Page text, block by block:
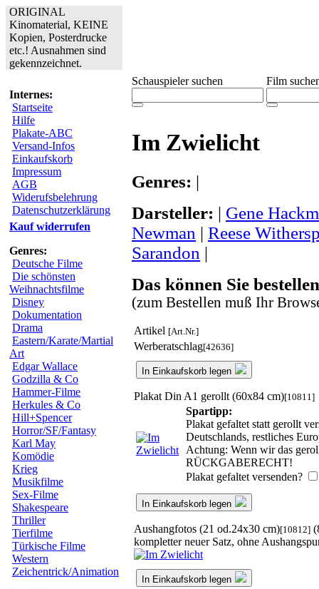
ORIGINAL
Kinomaterial, KEINE
Kopien, Posterdrucke
etc.! Ausnahmen sind
gekennzeichnet.
Internes:
Startseite
Hilfe
Plakate-ABC
Versand-Infos
Einkaufskorb
Impressum
AGB
Widerufsbelehrung
Datenschutzerklärung
Kauf widerrufen
Genres:
Deutsche Filme
Die schönsten
Weihnachtsfilme
Disney
Dokumentation
Drama
Eastern/Karate/Martial
Art
Edgar Wallace
Godzilla & Co
Hammer-Filme
Herkules & Co
Hill+Spencer
Horror/SF/Fantasy
Karl May
Komödie
Krieg
Musikfilme
Sex-Filme
Shakespeare
Thriller
Tierfilme
Türkische Filme
Western
Zeichentrick/Animation
Schauspieler suchen Film
Im Zwielicht
Genres: |
Darsteller: | Gene
Newman | Reese
Sarandon |
Das können Sie
(zum Bestellen muß Ihr
Artikel [Art.Nr.]
Werberatschlag[42636]
In Einkaufskorb legen
Plakat Din A1 gerollt (60x84 cm)[10811]
Spartipp:
Plakat gefaltet statt gerollt
Deutschlands, restliches
Achtung: Wenn wir das
RÜCKGABERECHT!
Plakat gefaltet versenden?
In Einkaufskorb legen
Aushangfotos (21 od.24x30 cm)[10812]
kompletter neuer Satz, ohne
In Einkaufskorb legen